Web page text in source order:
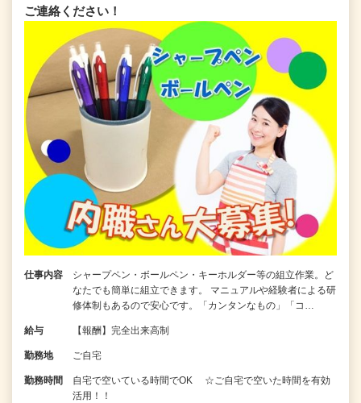
ご連絡ください！
仕事内容
シャープペン・ボールペン・キーホルダー等の組立作業。ど
なたでも簡単に組立できます。 マニュアルや経験者による研
修体制もあるので安心です。「カンタンなもの」「コ…
給与 【報酬】完全出来高制
勤務地 ご自宅
勤務時間
自宅で空いている時間でOK ☆ご自宅で空いた時間を有効
活用！！